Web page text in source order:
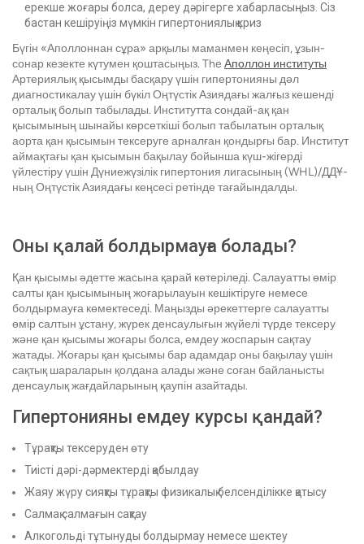
ерекше жоғары болса, дереу дәрігерге хабарласыңыз. Сіз
бастан кешіруіңіз мүмкін гипертониялық криз
Бүгін «Аполлоннан сұра» арқылы маманмен кеңесіп, ұзын-
сонар кезекте күтумен қоштасыңыз. The Аполлон институты
Артериялық қысымды басқару үшін гипертонияны дәл
диагностикалау үшін бүкіл Оңтүстік Азиядағы жалғыз кешенді
орталық болып табылады. Институтта сондай-ақ қан
қысымының шынайы көрсеткіші болып табылатын орталық
аорта қан қысымын тексеруге арналған қондырғы бар. Институт
аймақтағы қан қысымын бақылау бойынша күш-жігерді
үйлестіру үшін Дүниежүзілік гипертония лигасының (WHL)/ДДҰ-
ның Оңтүстік Азиядағы кеңсесі ретінде тағайындалды.
Оны қалай болдырмауға болады?
Қан қысымы әдетте жасына қарай көтеріледі. Салауатты өмір
салты қан қысымының жоғарылауын кешіктіруге немесе
болдырмауға көмектеседі. Маңызды әрекеттерге салауатты
өмір салтын ұстану, жүрек денсаулығын жүйелі түрде тексеру
және қан қысымы жоғары болса, емдеу жоспарын сақтау
жатады. Жоғары қан қысымы бар адамдар оны бақылау үшін
сақтық шараларын қолдана алады және соған байланысты
денсаулық жағдайларының қаупін азайтады.
Гипертонияны емдеу курсы қандай?
Тұрақты тексеруден өту
Тиісті дәрі-дәрмектерді қабылдау
Жаяу жүру сияқты тұрақты физикалық белсенділікке қатысу
Салмақ салмағын сақтау
Алкогольді тұтынуды болдырмау немесе шектеу